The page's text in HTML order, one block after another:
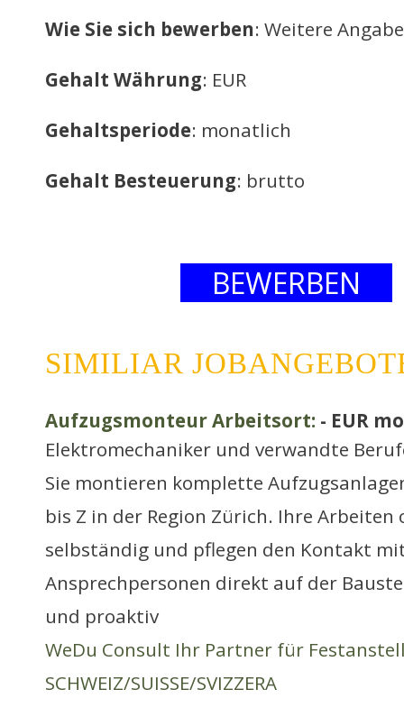
Wie Sie sich bewerben: Weitere
Gehalt Währung: EUR
Gehaltsperiode: monatlich
Gehalt Besteuerung: brutto
BEWERBEN
SIMILIAR
Aufzugsmonteur Arbeitsort: - EUR
Elektromechaniker und verwandte
Sie montieren komplette
bis Z in der Region Zürich. Ihre Arbeiten
selbständig und pflegen den Kontakt
Ansprechpersonen direkt auf der
und proaktiv
WeDu Consult Ihr Partner für
SCHWEIZ/SUISSE/SVIZZERA